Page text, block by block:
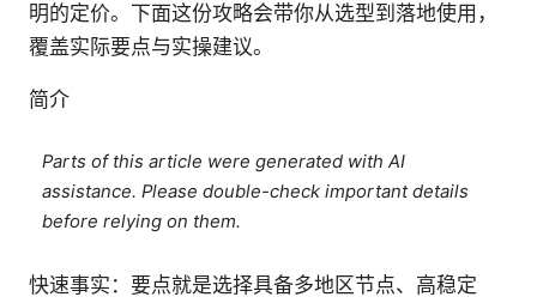
明的定价。下面这份攻略会带你从选型到落地使用，
覆盖实际要点与实操建议。
简介
Parts of this article were generated with AI
assistance. Please double-check important details
before relying on them.
快速事实：要点就是选择具备多地区节点、高稳定